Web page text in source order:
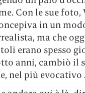
Con le sue foto,
in un
ma che
erano spesso
anni, cambiò il
nel più evocativo